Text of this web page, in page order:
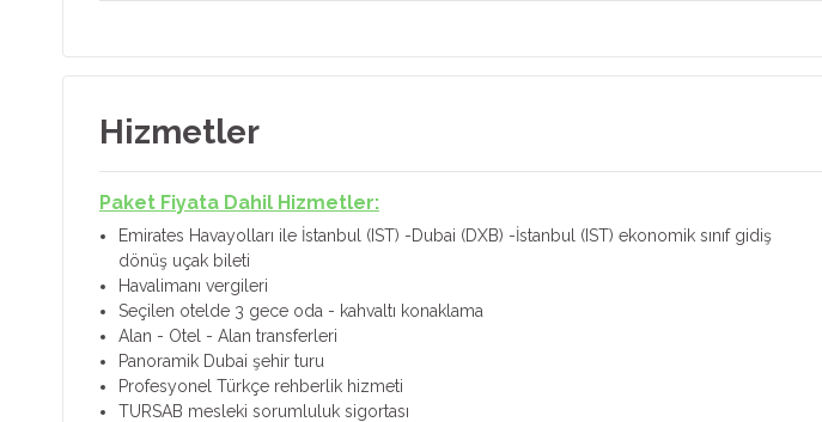
Hizmetler
Paket Fiyata Dahil Hizmetler:
Emirates Havayolları ile İstanbul (IST) -Dubai (DXB) -İstanbul (IST) ekonomik sınıf gidiş
dönüş uçak bileti
Havalimanı vergileri
Seçilen otelde 3 gece oda - kahvaltı konaklama
Alan - Otel - Alan transferleri
Panoramik Dubai şehir turu
Profesyonel Türkçe rehberlik hizmeti
TURSAB mesleki sorumluluk sigortası